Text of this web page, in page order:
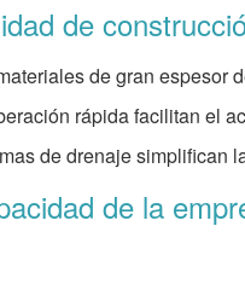
de
de gran espesor
rápida facilitan el
de drenaje simplifican
de la